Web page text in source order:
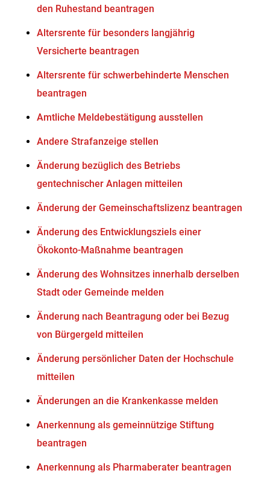
den Ruhestand beantragen
Altersrente für besonders langjährig
Versicherte beantragen
Altersrente für schwerbehinderte Menschen
beantragen
Amtliche Meldebestätigung ausstellen
Andere Strafanzeige stellen
Änderung bezüglich des Betriebs
gentechnischer Anlagen mitteilen
Änderung der Gemeinschaftslizenz beantragen
Änderung des Entwicklungsziels einer
Ökokonto-Maßnahme beantragen
Änderung des Wohnsitzes innerhalb derselben
Stadt oder Gemeinde melden
Änderung nach Beantragung oder bei Bezug
von Bürgergeld mitteilen
Änderung persönlicher Daten der Hochschule
mitteilen
Änderungen an die Krankenkasse melden
Anerkennung als gemeinnützige Stiftung
beantragen
Anerkennung als Pharmaberater beantragen